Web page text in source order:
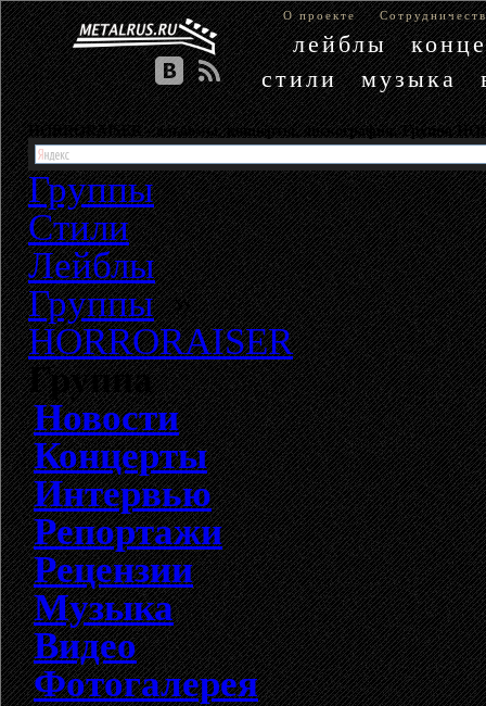
О проекте
лейблы
стили
музыка
HORRORAISER - альбомы, концерты, дискография. Группа
Группы
Стили
Лейблы
Группы»
HORRORAISER
Группа
Новости
Концерты
Интервью
Репортажи
Рецензии
Музыка
Видео
Фотогалерея